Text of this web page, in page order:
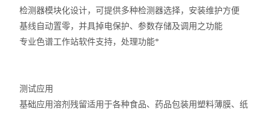
检测器模块化设计，可提供多种检测器选择，安装维护方便
基线自动置零，并具掉电保护、参数存储及调用之功能
专业色谱工作站软件支持，处理功能*
测试应用
基础应用溶剂残留适用于各种食品、药品包装用塑料薄膜、纸